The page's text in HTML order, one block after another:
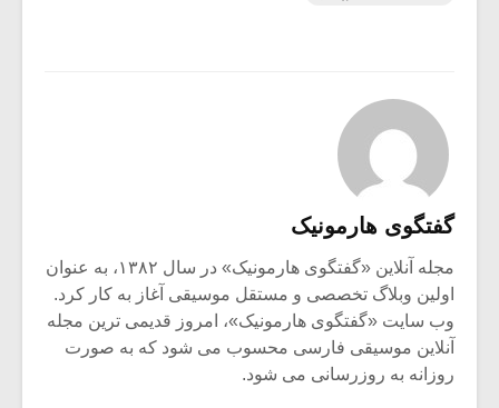
گفتگوی هارمونیک
مجله آنلاین «گفتگوی هارمونیک» در سال ۱۳۸۲، به عنوان
اولین وبلاگ تخصصی و مستقل موسیقی آغاز به کار کرد.
وب سایت «گفتگوی هارمونیک»، امروز قدیمی ترین مجله
آنلاین موسیقی فارسی محسوب می شود که به صورت
روزانه به روزرسانی می شود.